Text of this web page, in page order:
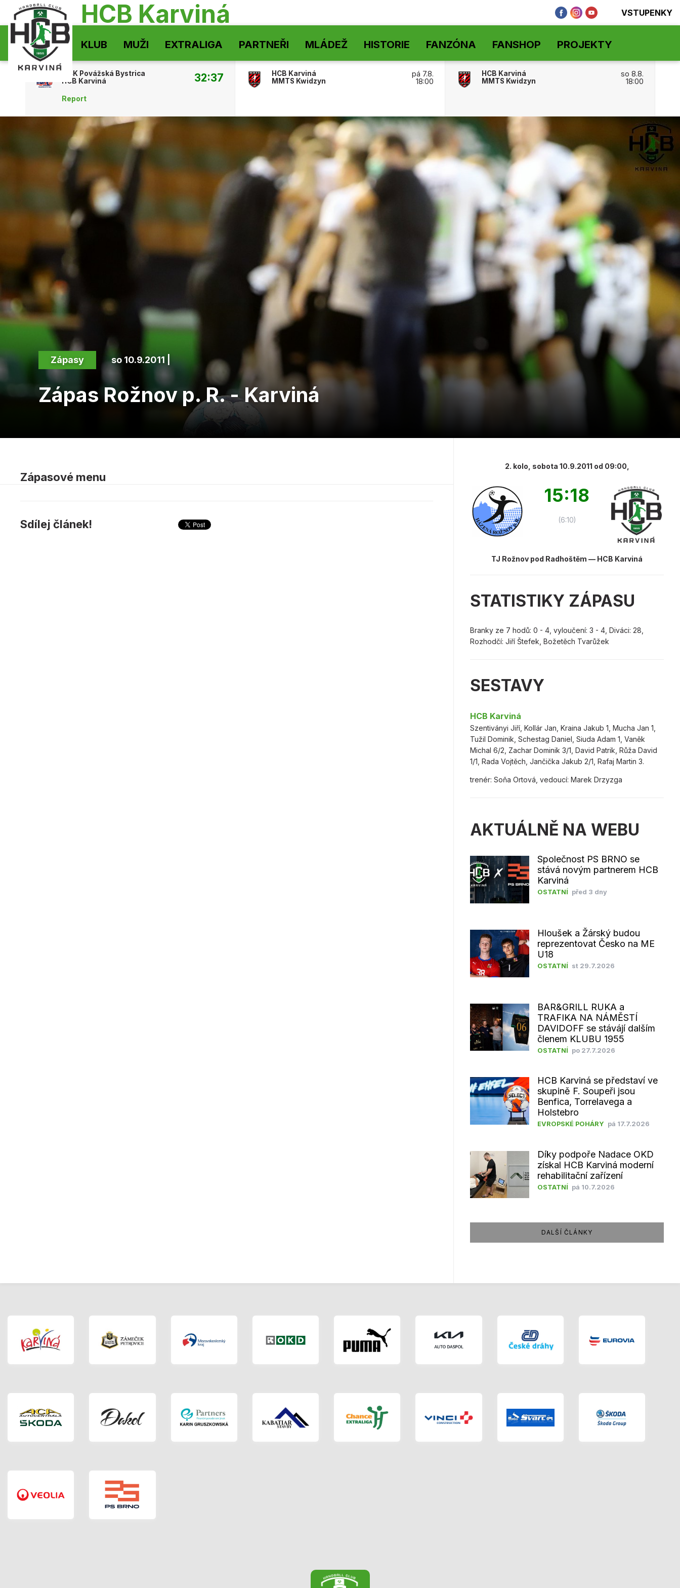
HCB Karviná VSTUPENKY
KLUB MUŽI EXTRALIGA PARTNEŘI MLÁDEŽ HISTORIE FANZÓNA FANSHOP PROJEKTY
MŠK Povážská Bystrica
HCB Karviná
32:37
Report
HCB Karviná
MMTS Kwidzyn
pá 7.8.
18:00
HCB Karviná
MMTS Kwidzyn
so 8.8.
18:00
Zápasy so 10.9.2011 |
Zápas Rožnov p. R. - Karviná
Zápasové menu
Sdílej článek!
2. kolo, sobota 10.9.2011 od 09:00,
15:18
(6:10)
TJ Rožnov pod Radhoštěm — HCB Karviná
STATISTIKY ZÁPASU
Branky ze 7 hodů: 0 - 4, vyloučení: 3 - 4, Diváci: 28,
Rozhodčí: Jiří Štefek, Božetěch Tvarůžek
SESTAVY
HCB Karviná
Szentiványi Jiří, Kollár Jan, Kraina Jakub 1, Mucha Jan 1,
Tužil Dominik, Schestag Daniel, Siuda Adam 1, Vaněk
Michal 6/2, Zachar Dominik 3/1, David Patrik, Růža David
1/1, Rada Vojtěch, Jančička Jakub 2/1, Rafaj Martin 3.
trenér: Soňa Ortová, vedoucí: Marek Drzyzga
AKTUÁLNĚ NA WEBU
Společnost PS BRNO se
stává novým partnerem HCB
Karviná
OSTATNÍ před 3 dny
Hloušek a Žárský budou
reprezentovat Česko na ME
U18
OSTATNÍ st 29.7.2026
BAR&GRILL RUKA a
TRAFIKA NA NÁMĚSTÍ
DAVIDOFF se stávájí dalším
členem KLUBU 1955
OSTATNÍ po 27.7.2026
HCB Karviná se představí ve
skupině F. Soupeři jsou
Benfica, Torrelavega a
Holstebro
EVROPSKÉ POHÁRY pá 17.7.2026
Díky podpoře Nadace OKD
získal HCB Karviná moderní
rehabilitační zařízení
OSTATNÍ pá 10.7.2026
DALŠÍ ČLÁNKY